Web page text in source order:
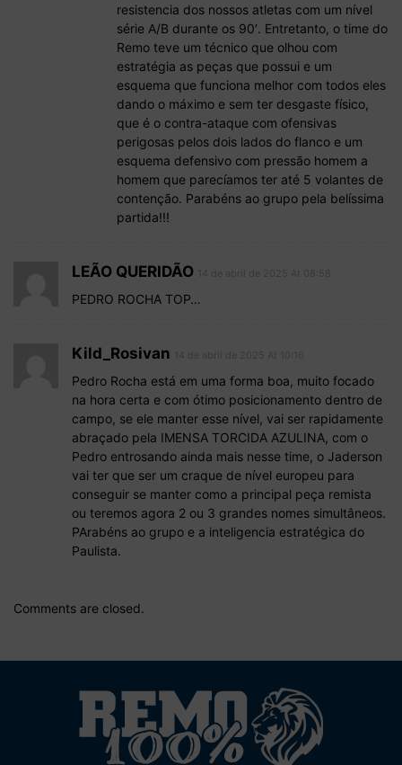
resistencia dos nossos atletas com um nível
série A/B durante os 90′. Entretanto, o time do
Remo teve um técnico que olhou com
estratégia as peças que possui e um
esquema que funciona melhor com todos eles
dando o máximo e sem ter desgaste físico,
que é o contra-ataque com ofensivas
perigosas pelos dois lados do flanco e um
esquema defensivo com pressão homem a
homem que parecíamos ter até 5 volantes de
contenção. Parabéns ao grupo pela belíssima
partida!!!
LEÃO QUERIDÃO
PEDRO ROCHA TOP…
Kild_Rosivan
Pedro Rocha está em uma forma boa, muito focado
na hora certa e com ótimo posicionamento dentro de
campo, se ele manter esse nível, vai ser rapidamente
abraçado pela IMENSA TORCIDA AZULINA, com o
Pedro entrosando ainda mais nesse time, o Jaderson
vai ter que ser um craque de nível europeu para
conseguir se manter como a principal peça remista
ou teremos agora 2 ou 3 grandes nomes simultâneos.
PArabéns ao grupo e a inteligencia estratégica do
Paulista.
Comments are closed.